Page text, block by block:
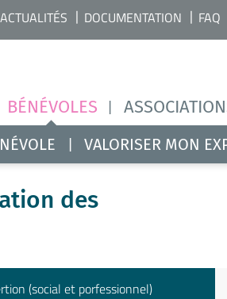
BÉNÉVOLES
ACTUALITÉS DOCUMENTATION FAQ
VALORISER MON
des
(social et porfessionnel)